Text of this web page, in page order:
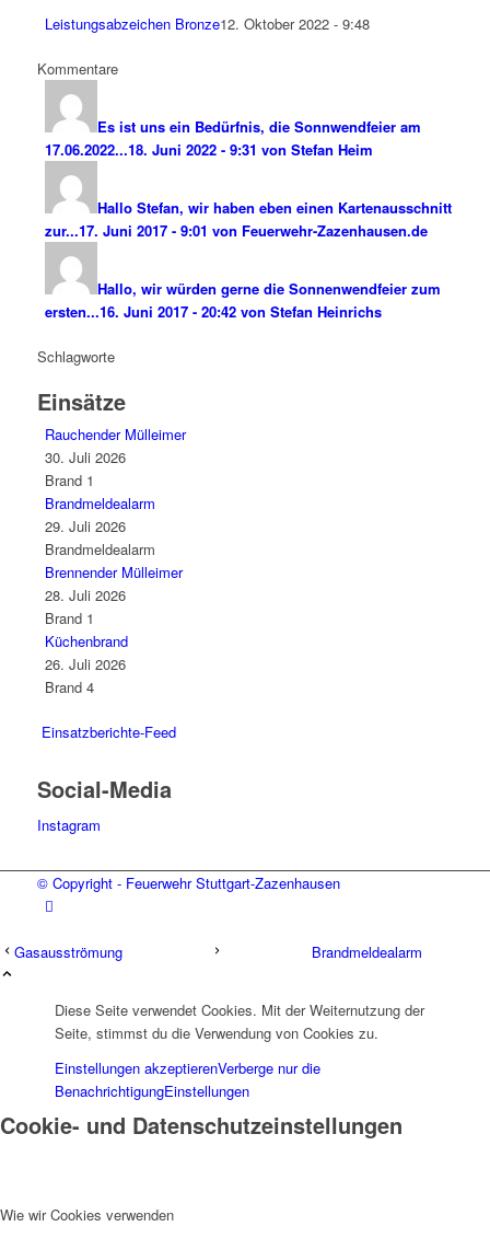
Leistungsabzeichen Bronze12. Oktober 2022 - 9:48
Kommentare
Es ist uns ein Bedürfnis, die Sonnwendfeier am
17.06.2022...18. Juni 2022 - 9:31 von Stefan Heim
Hallo Stefan, wir haben eben einen Kartenausschnitt
zur...17. Juni 2017 - 9:01 von Feuerwehr-Zazenhausen.de
Hallo, wir würden gerne die Sonnenwendfeier zum
ersten...16. Juni 2017 - 20:42 von Stefan Heinrichs
Schlagworte
Einsätze
Rauchender Mülleimer
30. Juli 2026
Brand 1
Brandmeldealarm
29. Juli 2026
Brandmeldealarm
Brennender Mülleimer
28. Juli 2026
Brand 1
Küchenbrand
26. Juli 2026
Brand 4
Einsatzberichte-Feed
Social-Media
Instagram
© Copyright - Feuerwehr Stuttgart-Zazenhausen
Gasausströmung Brandmeldealarm
Diese Seite verwendet Cookies. Mit der Weiternutzung der
Seite, stimmst du die Verwendung von Cookies zu.
Einstellungen akzeptierenVerberge nur die
BenachrichtigungEinstellungen
Cookie- und Datenschutzeinstellungen
Wie wir Cookies verwenden